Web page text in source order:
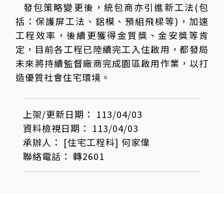
發包策略變更後，統包商亦引進新工法(包
括：保護屏工法、鋁模、預組飛樑等)，加速
工程效率，後續更獲得金質獎、金安獎等肯
定，目前各工程已陸續完工入住啟用，都發局
未來將持續監督廠商完成園區啟用作業，以打
造優質社會住宅環境。
上架/更新日期： 113/04/03
資料檢視日期： 113/04/03
承辦人： [住宅工程科] 何家偉
聯絡電話： 轉2601